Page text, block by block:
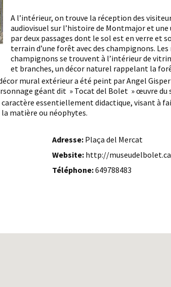
A l’intérieur, on trouve la réception des
audiovisuel sur l’histoire de Montmajor et
par deux passages dont le sol est en verre et
terrain d’une forêt avec des champignons.
champignons se trouvent à l’intérieur de
et branches, un décor naturel rappelant la
mural extérieur a été peint par Angel
géant dit » Tocat del Bolet » œuvre du
essentiellement didactique, visant à
matière ou néophytes.
Adresse: Plaça del Mercat
Website: http://
Téléphone:649788483